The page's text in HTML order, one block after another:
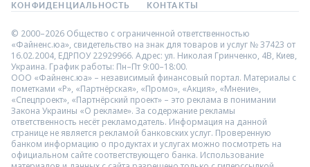
КОНФИДЕНЦИАЛЬНОСТЬ КОНТАКТЫ
© 2000–2026 Общество с ограниченной ответственностью
«Файненс.юа», свидетельство на знак для товаров и услуг № 37423 от
16.02.2004, ЕДРПОУ 22929966. Адрес: ул. Николая Гринченко, 4В, Киев,
Украина. График работы: Пн–Пт 9:00–18:00.
ООО «Файненс.юа» – независимый финансовый портал. Материалы с
пометками «Р», «Партнёрская», «Промо», «Акция», «Мнение»,
«Спецпроект», «Партнёрский проект» – это реклама в понимании
Закона Украины «О рекламе». За содержание рекламы
ответственность несёт рекламодатель. Информация на данной
странице не является рекламой банковских услуг. Проверенную
банком информацию о продуктах и услугах можно посмотреть на
официальном сайте соответствующего банка. Использование